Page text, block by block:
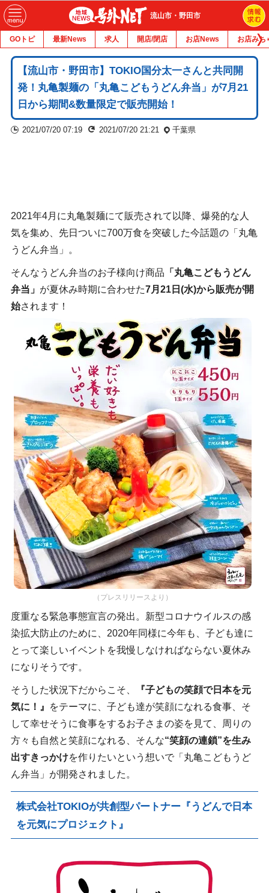
流山市・野田市
GOトピ 最新News 求人 開店/閉店 お店News お店みち
【流山市・野田市】TOKIO国分太一さんと共同開
発！丸亀製麺の「丸亀こどもうどん弁当」が7月21
日から期間&数量限定で販売開始！
2021/07/20 07:19 2021/07/20 21:21 千葉県
2021年4月に丸亀製麺にて販売されて以降、爆発的な人
気を集め、先日ついに700万食を突破した今話題の「丸亀
うどん弁当」。
そんなうどん弁当のお子様向け商品 「丸亀こどもうどん
弁当」 が夏休み時期に合わせた7月21日(水)から販売が開
始されます！
（プレスリリースより）
度重なる緊急事態宣言の発出。新型コロナウイルスの感
染拡大防止のために、2020年同様に今年も、子ども達に
とって楽しいイベントを我慢しなければならない夏休み
になりそうです。
そうした状況下だからこそ、
『子どもの笑顔で日本を元
気に！』
をテーマに、子ども達が笑顔になれる食事、そ
して幸せそうに食事をするお子さまの姿を見て、周りの
方々も自然と笑顔になれる、そんな“笑顔の連鎖”を生み
出すきっかけを作りたいという想いで「丸亀こどもうど
ん弁当」が開発されました。
株式会社TOKIOが共創型パートナー『うどんで日本
を元気にプロジェクト』